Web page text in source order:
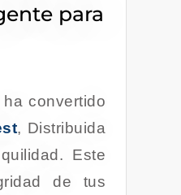
para
convertido
, Distribuida
Este
de tus